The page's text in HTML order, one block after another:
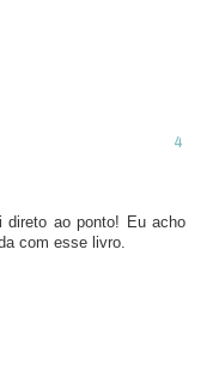
direto ao ponto! Eu acho
com esse livro.